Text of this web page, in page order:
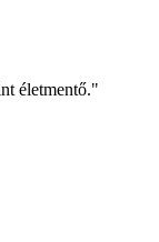
életmentő."